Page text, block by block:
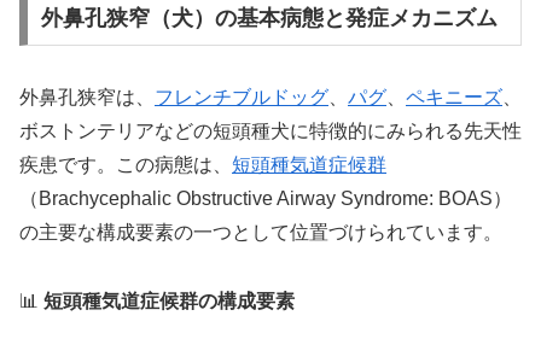
外鼻孔狭窄（犬）の基本病態と発症メカニズム
外鼻孔狭窄は、 フレンチブルドッグ パグ ペキニーズ
ボストンテリアなどの短頭種犬に特徴的にみられる先天性
疾患です。この病態は、 短頭種気道症候群
（Brachycephalic Obstructive Airway Syndrome: BOAS）
の主要な構成要素の一つとして位置づけられています。
📊 短頭種気道症候群の構成要素